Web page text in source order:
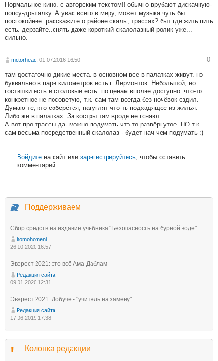
Нормальное кино. с авторским текстом!! обычно врубают дискачную-
попсу-дрыгалку. А увас всего в меру, может музыка чуть бы
поспокойнее. расскажите о районе скалы, трассах? быт где жить пить
есть. дерзайте..снять даже короткий скалолазный ролик уже...
сильно.
motorhead , 01.07.2016 16:50 0
там достаточно дикие места. в основном все в палатках живут. но
буквально в паре километров есть г. Лермонтов. Небольшой, но
гостишки есть и столовые есть. по ценам вполне доступно. что-то
конкретное не посоветую, т.к. сам там всегда без ночёвок ездил.
Думаю те, кто соберётся, нагуглят что-ть подходящее из жилья.
Либо же в палатках. За костры там вроде не гоняют.
А вот про трассы да- можно подумать что-то развёрнутое. НО т.к.
сам весьма посредственный скалолаз - будет нач чем подумать :)
Войдите на сайт или зарегистрируйтесь , чтобы оставить
комментарий
Поддерживаем
Сбор средств на издание учебника "Безопасность на бурной воде"
homohomeni
26.10.2020 16:57
Эверест 2021: это всё Ама-Даблам
Редакция сайта
09.01.2020 12:31
Эверест 2021: Лобуче - "учитель на замену"
Редакция сайта
17.06.2019 17:38
Колонка редакции